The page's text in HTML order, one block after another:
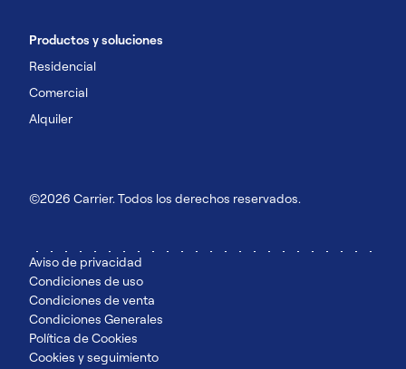
Productos y soluciones
Residencial
Comercial
Alquiler
©2026 Carrier. Todos los derechos reservados.
Aviso de privacidad
Condiciones de uso
Condiciones de venta
Condiciones Generales
Política de Cookies
Cookies y seguimiento